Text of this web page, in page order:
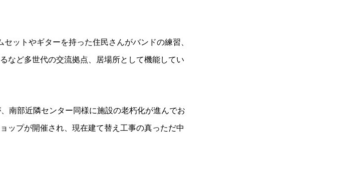
ットやギターを持った住民さんがバンドの練習、
など多世代の交流拠点、居場所として機能してい
南部近隣センター同様に施設の老朽化が進んでお
ップが開催され、現在建て替え工事の真っただ中